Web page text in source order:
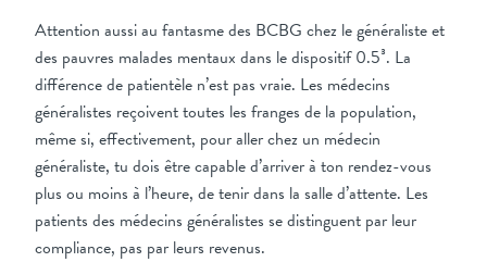
Attention aussi au fantasme des BCBG chez le généraliste et
des pauvres malades mentaux dans le dispositif 0.5³. La
différence de patientèle n’est pas vraie. Les médecins
généralistes reçoivent toutes les franges de la population,
même si, effectivement, pour aller chez un médecin
généraliste, tu dois être capable d’arriver à ton rendez-vous
plus ou moins à l’heure, de tenir dans la salle d’attente. Les
patients des médecins généralistes se distinguent par leur
compliance, pas par leurs revenus.